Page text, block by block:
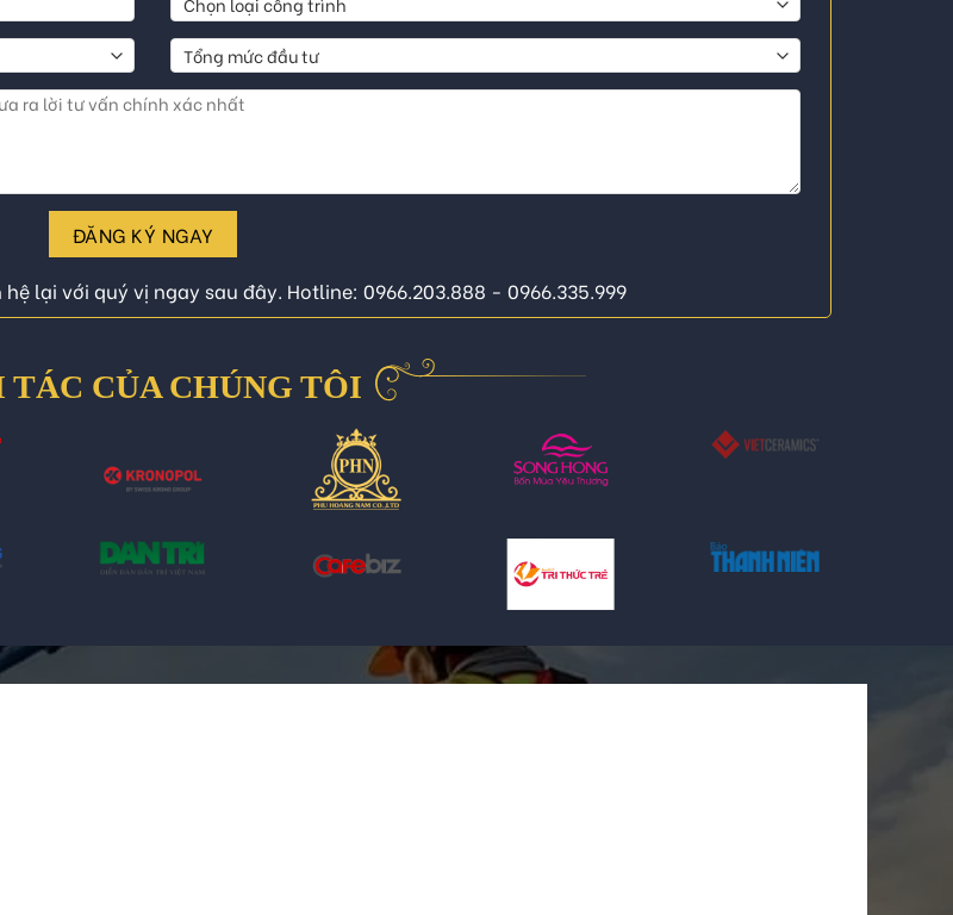
ĐĂNG KÝ NGAY
lại với quý vị ngay sau đây. Hotline: 0966.203.888 - 0966.335.999
CỦA CHÚNG TÔI